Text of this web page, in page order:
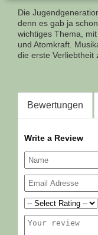
Die
denn es gab ja
wichtiges Thema,
und Atomkraft.
die erste Verliebtheit
Bewertungen
Write a Review